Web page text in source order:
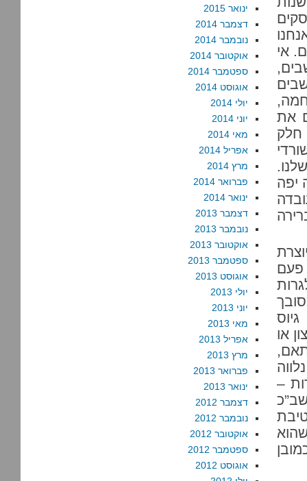
אי
את
חלק
יפה
פעם
או
–
ינואר 2015
דצמבר 2014
נובמבר 2014
אוקטובר 2014
ספטמבר 2014
אוגוסט 2014
יולי 2014
יוני 2014
מאי 2014
אפריל 2014
מרץ 2014
פברואר 2014
ינואר 2014
דצמבר 2013
נובמבר 2013
אוקטובר 2013
ספטמבר 2013
אוגוסט 2013
יולי 2013
יוני 2013
מאי 2013
אפריל 2013
מרץ 2013
פברואר 2013
ינואר 2013
דצמבר 2012
נובמבר 2012
אוקטובר 2012
ספטמבר 2012
אוגוסט 2012